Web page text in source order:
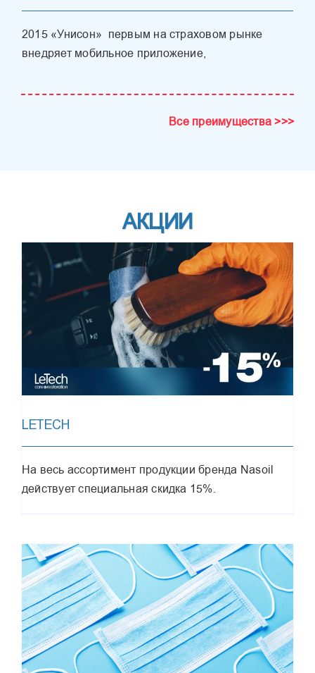
2015 «Унисон» первым на страховом рынке
внедряет мобильное приложение,
Все преимущества >>>
АКЦИИ
LETECH
На весь ассортимент продукции бренда Nasoil
действует специальная скидка 15%.